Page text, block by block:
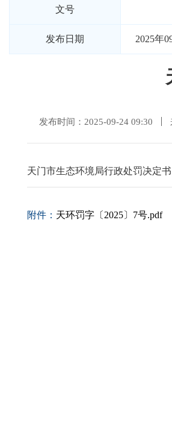
文号
发布日期 2025年
发布时间：2025-09-24 09:30
天门市生态环境局行政处罚决定
附件： 天环罚字〔2025〕7号.pdf